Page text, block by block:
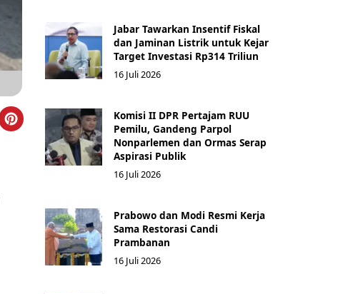
Jabar Tawarkan Insentif Fiskal
dan Jaminan Listrik untuk Kejar
Target Investasi Rp314 Triliun
16 Juli 2026
Komisi II DPR Pertajam RUU
Pemilu, Gandeng Parpol
Nonparlemen dan Ormas Serap
Aspirasi Publik
16 Juli 2026
Prabowo dan Modi Resmi Kerja
Sama Restorasi Candi
Prambanan
16 Juli 2026